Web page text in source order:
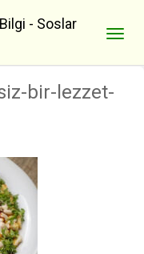
- Soslar
bir-lezzet-